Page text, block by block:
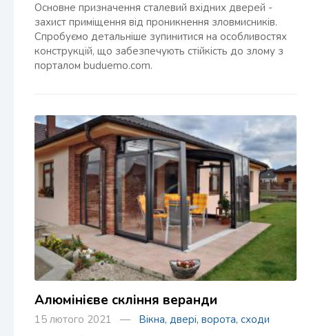
Основне призначення сталевий вхідних дверей -
захист приміщення від проникнення зловмисників.
Спробуємо детальніше зупинитися на особливостях
конструкцій, що забезпечують стійкість до злому з
порталом buduemo.com.
Алюмінієве скління веранди
15 лютого 2021 — Вікна, двері, ворота, сходи